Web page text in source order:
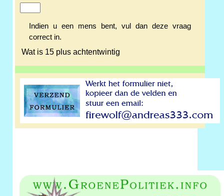
Indien u een mens bent, vul dan deze vraag
correct in.
Wat is 15 plus achtentwintig